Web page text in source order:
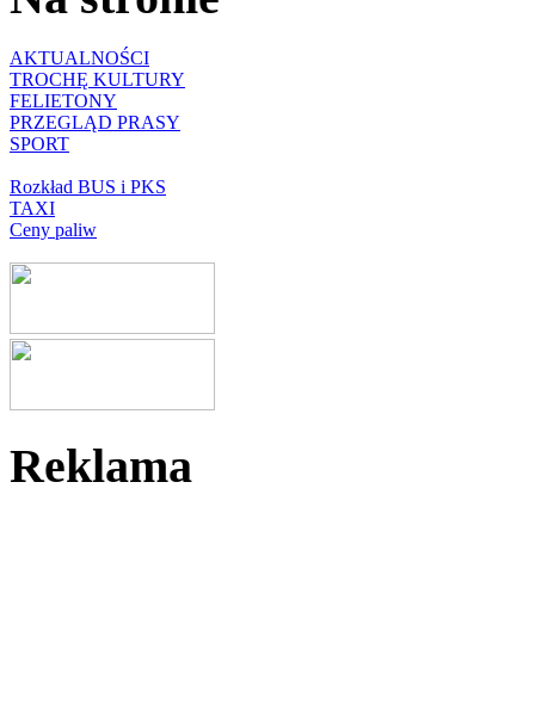
AKTUALNOŚCI
TROCHĘ KULTURY
FELIETONY
PRZEGLĄD PRASY
SPORT
Rozkład BUS i PKS
TAXI
Ceny paliw
Reklama